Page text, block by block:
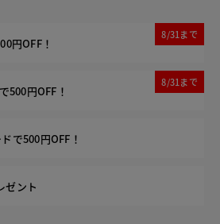
円OFF！
8/31まで
500円OFF！
8/31まで
で500円OFF！
ゼント